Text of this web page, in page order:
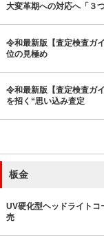
大変革期への対応へ「３
令和最新版【査定検査ガ
位の見極め
令和最新版【査定検査ガ
を招く“思い込み査定
板金
UV硬化型ヘッドライト
売